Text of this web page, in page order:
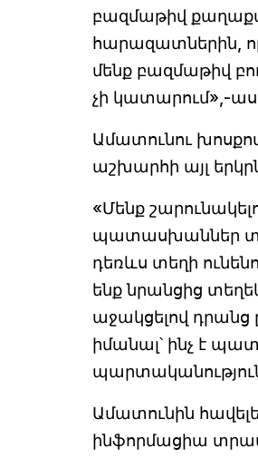
բազմաթիվ
հարազատներին,
մենք բազմաթիվ
չի կատարում»,-
Ամատունու
աշխարհի այլ
«Մենք
պատասխաններ
դեռևս տեղի
ենք նրանցից
աջակցելով դրանց
իմանալ՝ ինչ է
Ամատունին
ինֆորմացիա